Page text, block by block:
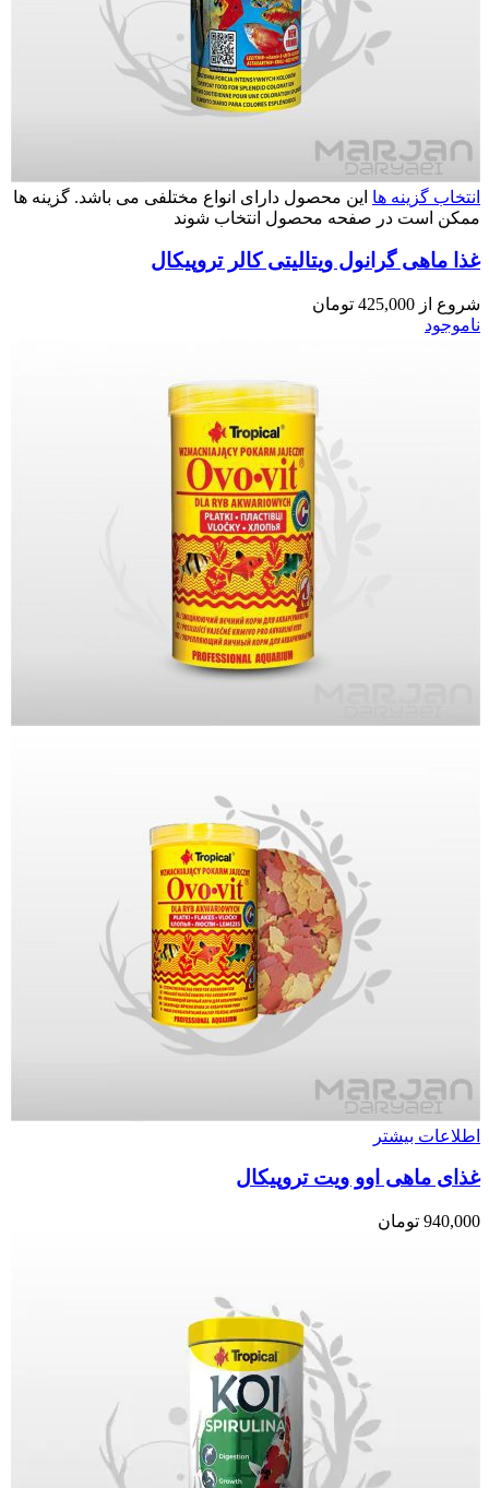
انتخاب گزینه ها این محصول دارای انواع مختلفی می باشد. گزینه ها
ممکن است در صفحه محصول انتخاب شوند
غذا ماهی گرانول ویتالیتی کالر تروپیکال
شروع از 425,000 تومان
ناموجود
اطلاعات بیشتر
غذای ماهی اوو ویت تروپیکال
940,000 تومان